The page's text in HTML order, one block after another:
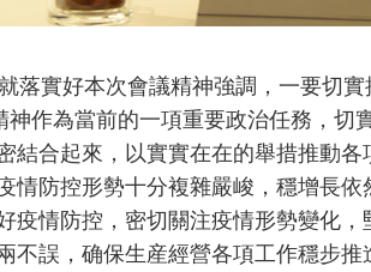
實好本次會議精神強調，一要切實
神作為當前的一項重要政治任務，
結合起來，以實實在在的舉措推動
情防控形勢十分複雜嚴峻，穩增長
疫情防控，密切關注疫情形勢變化
不誤，确保生産經營各項工作穩步